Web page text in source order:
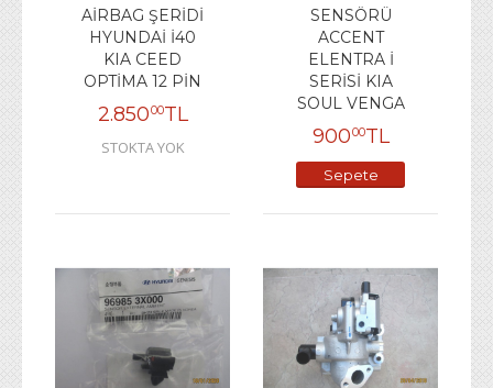
AİRBAG ŞERİDİ
HYUNDAİ İ40
KIA CEED
OPTİMA 12 PİN
2.85000TL
STOKTA YOK
SENSÖRÜ
ACCENT
ELENTRA İ
SERİSİ KIA
SOUL VENGA
90000TL
Sepete